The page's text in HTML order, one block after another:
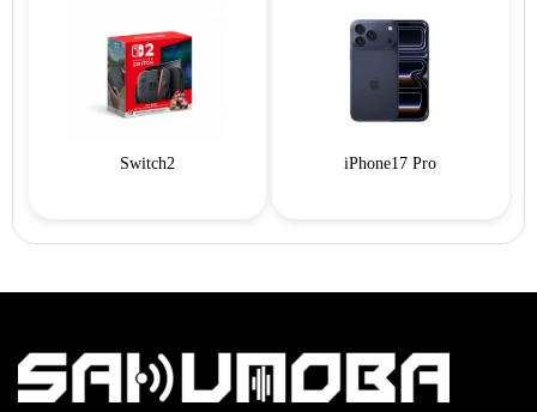
Switch2 iPhone17 Pro